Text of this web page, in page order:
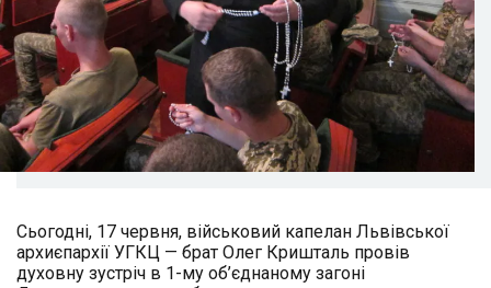
Сьогодні, 17 червня, військовий капелан Львівської
архиєпархії УГКЦ — брат Олег Кришталь провів
духовну зустріч в 1-му об’єднаному загоні